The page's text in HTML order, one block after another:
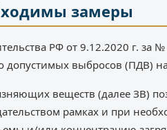
замеры
РФ от 9.12.2020 г. за
выбросов (ПДВ)
веществ (далее ЗВ)
рамках и при